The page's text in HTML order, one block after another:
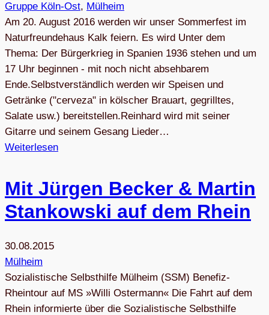
Gruppe Köln-Ost, Mülheim
Am 20. August 2016 werden wir unser Sommerfest im
Naturfreundehaus Kalk feiern. Es wird Unter dem
Thema: Der Bürgerkrieg in Spanien 1936 stehen und um
17 Uhr beginnen - mit noch nicht absehbarem
Ende.Selbstverständlich werden wir Speisen und
Getränke ("cerveza" in kölscher Brauart, gegrilltes,
Salate usw.) bereitstellen.Reinhard wird mit seiner
Gitarre und seinem Gesang Lieder…
Weiterlesen
Mit Jür­gen Becker & Mar­tin
Stan­kow­ski auf dem Rhein
30.08.2015
Mülheim
Sozialistische Selbsthilfe Mülheim (SSM) Be­ne­fiz-
Rhein­tour auf MS »Wil­li Os­ter­mann« Die Fahrt auf dem
Rhein informierte über die Sozialistische Selbsthilfe